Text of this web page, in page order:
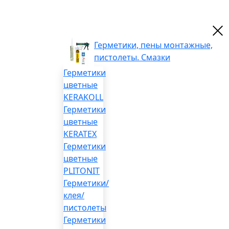
Герметики, пены монтажные,
пистолеты. Смазки
Герметики
цветные
KERAKOLL
Герметики
цветные
KERATEX
Герметики
цветные
PLITONIT
Герметики/
клея/
пистолеты
Герметики